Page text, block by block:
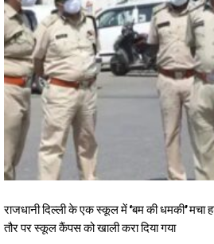
राजधानी दिल्ली के एक स्कूल में ‘बम की धमकी’
तौर पर स्कूल कैंपस को खाली करा दिया गया